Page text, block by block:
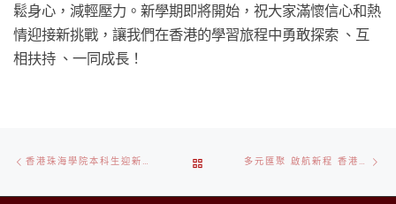
鬆身心，減輕壓力。新學期即將開始，祝大家滿懷信心和熱
情迎接新挑戰，讓我們在香港的學習旅程中勇敢探索 、互
相扶持 、一同成長！
Post
navigation
Previous
香港珠海學院本科生迎新日
TO
多元匯聚 啟航新程 香港珠海學院迎新攤位展